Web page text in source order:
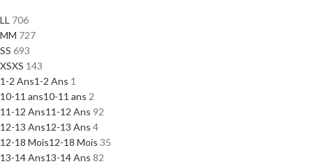
L L 706
MM 727
SS 693
XSXS 143
1-2 Ans1-2 Ans 1
10-11 ans10-11 ans 2
11-12 Ans11-12 Ans 92
12-13 Ans12-13 Ans 4
12-18 Mois12-18 Mois 35
13-14 Ans13-14 Ans 82